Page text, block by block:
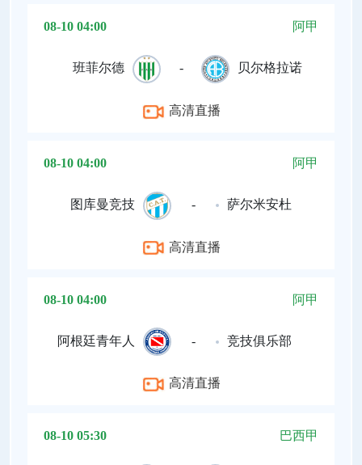
08-10 04:00 阿甲
班菲尔德 - 贝尔格拉诺
高清直播
08-10 04:00 阿甲
图库曼竞技 - 萨尔米安杜
高清直播
08-10 04:00 阿甲
阿根廷青年人 - 竞技俱乐部
高清直播
08-10 05:30 巴西甲